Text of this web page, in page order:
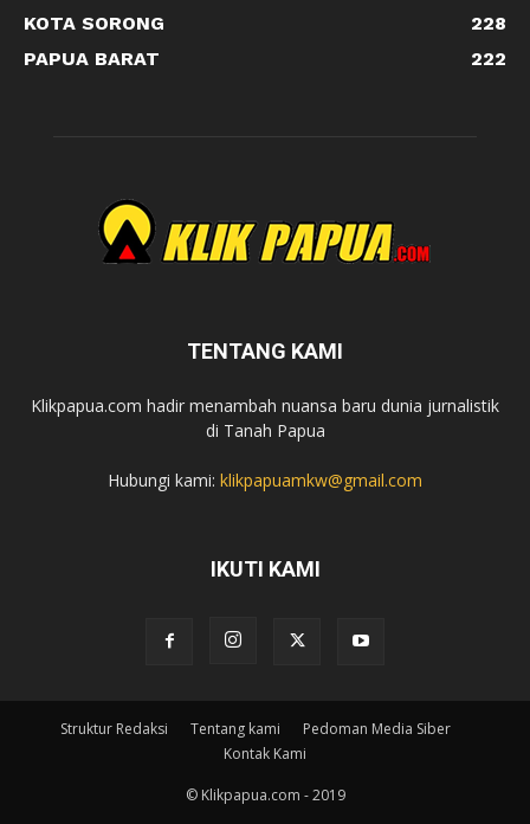
KOTA SORONG
228
PAPUA BARAT
222
TENTANG KAMI
Klikpapua.com hadir menambah nuansa baru dunia jurnalistik
di Tanah Papua
Hubungi kami: klikpapuamkw@gmail.com
IKUTI KAMI
Struktur Redaksi Tentang kami
Pedoman Media Siber
Kontak Kami
© Klikpapua.com - 2019